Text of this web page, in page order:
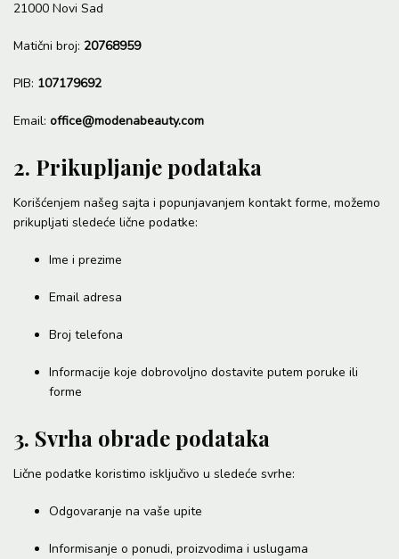
21000 Novi Sad
Matični broj: 20768959
PIB: 107179692
Email: office@modenabeauty.com
2. Prikupljanje podataka
Korišćenjem našeg sajta i popunjavanjem kontakt forme, možemo
prikupljati sledeće lične podatke:
Ime i prezime
Email adresa
Broj telefona
Informacije koje dobrovoljno dostavite putem poruke ili
forme
3. Svrha obrade podataka
Lične podatke koristimo isključivo u sledeće svrhe:
Odgovaranje na vaše upite
Informisanje o ponudi, proizvodima i uslugama